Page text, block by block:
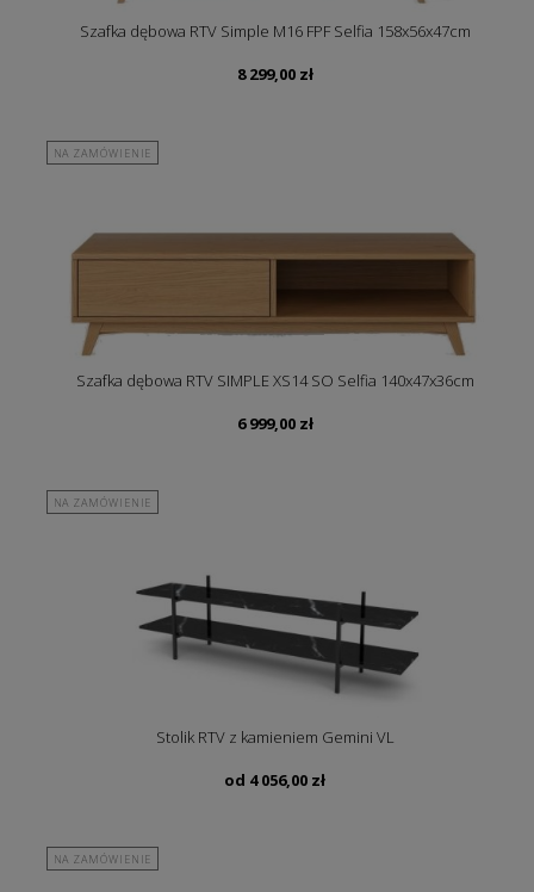
Szafka dębowa RTV Simple M16 FPF Selfia 158x56x47cm
8 299,00 zł
NA ZAMÓWIENIE
Szafka dębowa RTV SIMPLE XS14 SO Selfia 140x47x36cm
6 999,00 zł
NA ZAMÓWIENIE
Stolik RTV z kamieniem Gemini VL
od 4 056,00 zł
NA ZAMÓWIENIE